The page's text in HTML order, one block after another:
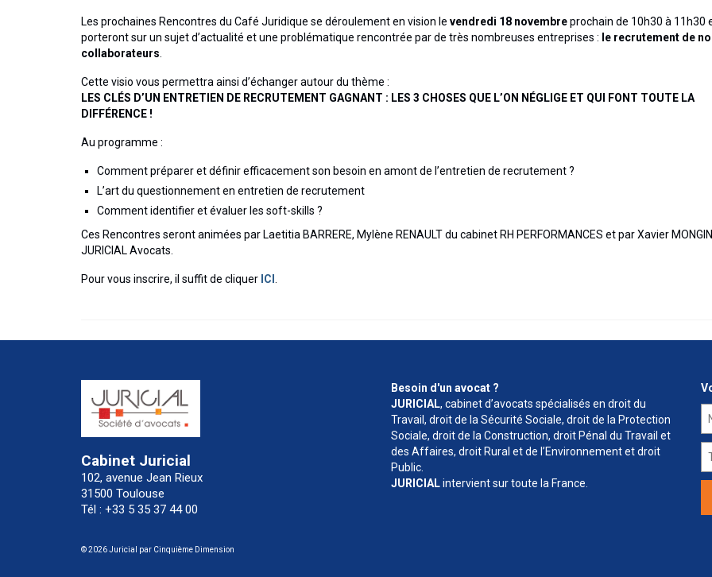
Les prochaines Rencontres du Café Juridique se déroulement en vision le vendredi 18 novembreprochain de 10h30 à 11h30
porteront sur un sujet d’actualité et une problématique rencontrée par de très nombreuses entreprises : le recrutement de
collaborateurs
Cette visio vous permettra ainsi d’échanger autour du thème :
LES CLÉS D’UN ENTRETIEN DE RECRUTEMENT GAGNANT : LES 3 CHOSES QUE L’ON NÉGLIGE ET QUI FONT TOUTE LA
DIFFÉRENCE !
Au programme :
Comment préparer et définir efficacement son besoin en amont de l’entretien de recrutement ?
L’art du questionnement en entretien de recrutement
Comment identifier et évaluer les soft-skills ?
Ces Rencontres seront animées par Laetitia BARRERE, Mylène RENAULT du cabinet RH PERFORMANCES et par Xavier
JURICIAL Avocats.
Pour vous inscrire, il suffit de cliquer ICI
Cabinet Juricial
102, avenue Jean Rieux
31500 Toulouse
Tél : +33 5 35 37 44 00
Besoin d'un avocat ?
JURICIAL, cabinet d’avocats spécialisés en droit du
Travail, droit de la Sécurité Sociale, droit de la Protection
Sociale, droit de la Construction, droit Pénal du Travail et
des Affaires, droit Rural et de l’Environnement et droit
Public.
JURICIALintervient sur toute la France.
© 2026 Juricial par Cinquième Dimension